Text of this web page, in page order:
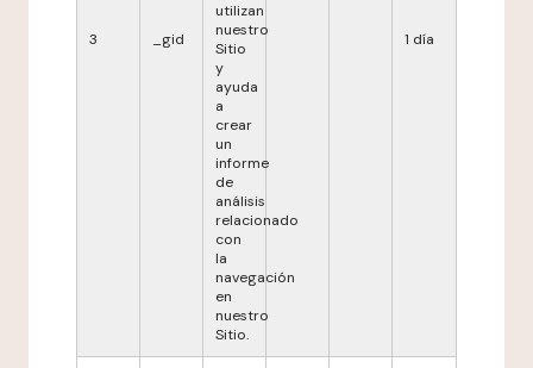
3 _gid
utilizan
nuestro
Sitio
y
ayuda
a
crear
un
informe
de
análisis
relacionado
con
la
navegación
en
nuestro
Sitio.
1 día